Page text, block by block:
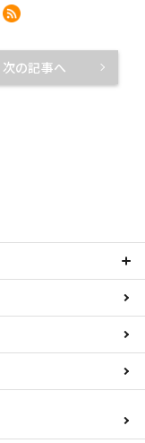
次の記事へ